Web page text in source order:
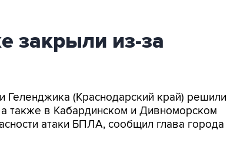
закрыли из-за
Геленджика (Краснодарский край) решили
также в Кабардинском и Дивноморском
атаки БПЛА, сообщил глава города